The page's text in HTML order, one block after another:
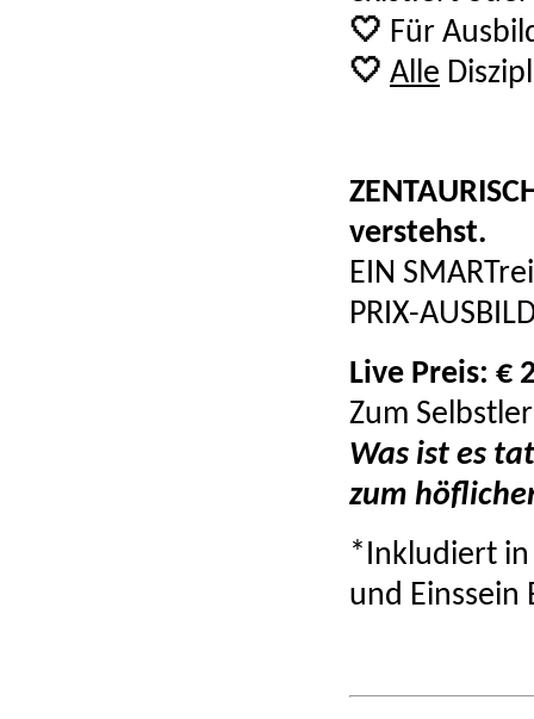
🤍 Für
🤍 Alle
verstehst.
EIN
PRIX-
Live Preis: €
Zum
Was ist es
zum
*Inkludiert in
und Einssein